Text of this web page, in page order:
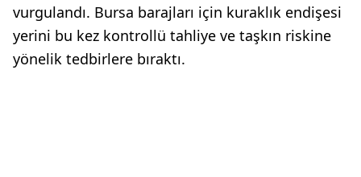
vurgulandı. Bursa barajları için kuraklık endişesi
yerini bu kez kontrollü tahliye ve taşkın riskine
yönelik tedbirlere bıraktı.